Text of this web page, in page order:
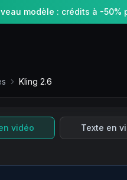
modèle : crédits à -50%
Kling 2.6
vidéo Texte en